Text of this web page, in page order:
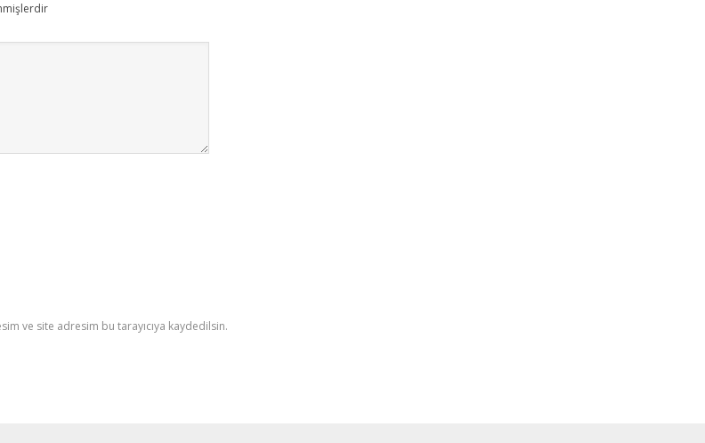
ve site adresim bu tarayıcıya kaydedilsin.